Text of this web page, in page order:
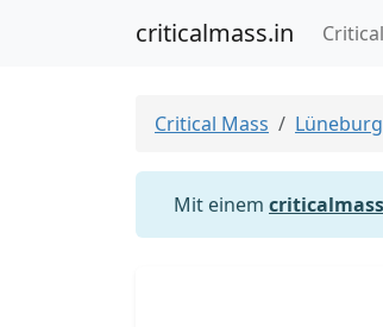
criticalmass.in
Critical Mass Lüneburg
Mit einem